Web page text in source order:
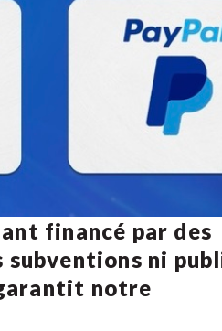
financé par des
subventions ni
notre